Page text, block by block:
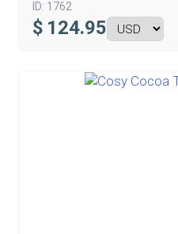
ID: 1762
$ 124.95